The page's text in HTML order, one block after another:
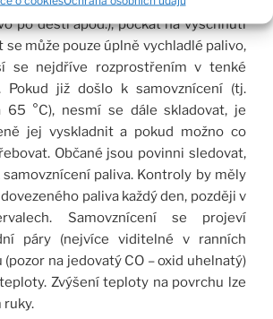
po dešti apod.); počkat na vyschnutí
se může pouze úplně vychladlé palivo,
se nejdříve rozprostřením v tenké
Pokud již došlo k samovznícení (tj.
65 °C), nesmí se dále skladovat, je
jej vyskladnit a pokud možno co
Občané jsou povinni sledovat,
samovznícení paliva. Kontroly by měly
paliva každý den, později v
Samovznícení se projeví
páry (nejvíce viditelné v ranních
(pozor na jedovatý CO – oxid uhelnatý)
Zvýšení teploty na povrchu lze
ruky.